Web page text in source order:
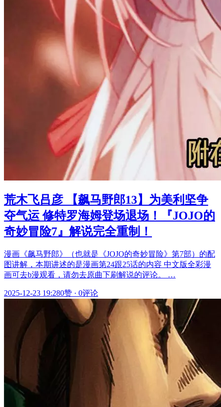
荒木飞吕彦 【飙马野郎13】为美利坚争
夺气运 修特罗海姆登场退场！『JOJO的
奇妙冒险7』解说完全重制！
漫画《飙马野郎》（也就是《JOJO的奇妙冒险》第7部）的配
图讲解，本期讲述的是漫画第24跟25话的内容 中文版全彩漫
画可去b漫观看，请勿去原曲下刷解说的评论。 …
2025-12-23 19:280赞 · 0评论